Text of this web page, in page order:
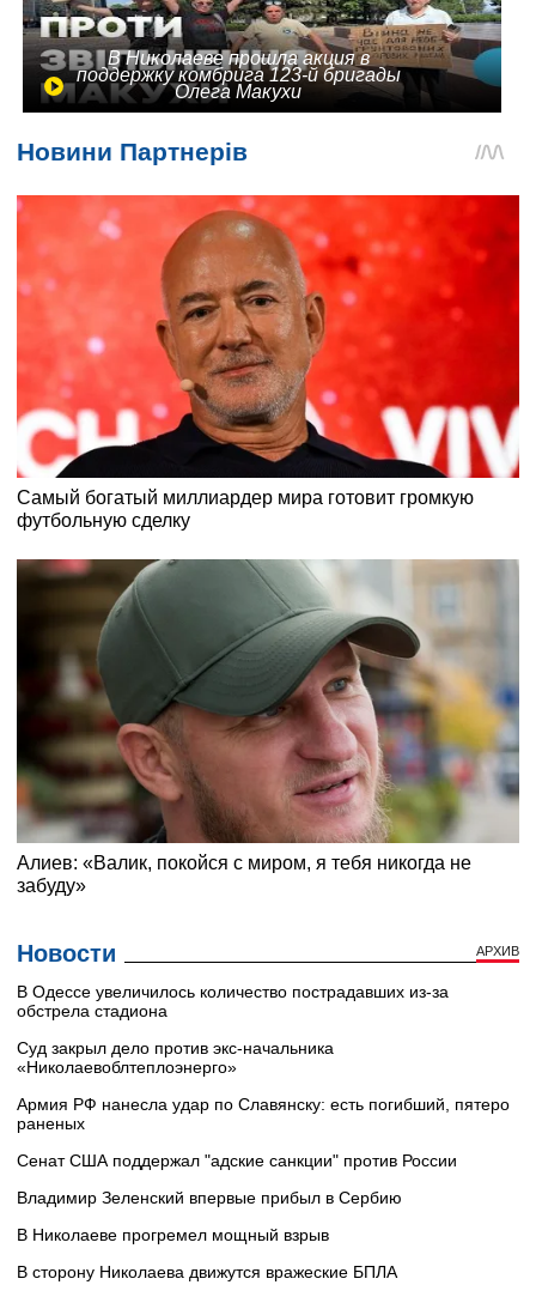
В Николаеве прошла акция в
поддержку комбрига 123-й бригады
Олега Макухи
Новости АРХИВ
В Одессе увеличилось количество пострадавших из-за
обстрела стадиона
Суд закрыл дело против экс-начальника
«Николаевоблтеплоэнерго»
Армия РФ нанесла удар по Славянску: есть погибший, пятеро
раненых
Сенат США поддержал "адские санкции" против России
Владимир Зеленский впервые прибыл в Сербию
В Николаеве прогремел мощный взрыв
В сторону Николаева движутся вражеские БПЛА